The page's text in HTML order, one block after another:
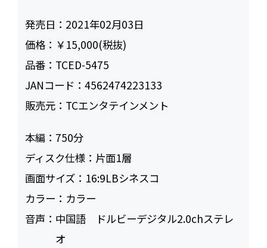
発売日： 2021年02月03日
価格： ￥15,000(税抜)
品番： TCED-5475
JANコード：4562474223133
販売元： TCエンタテインメント
本編： 750
ディスク仕様： 片面1層
画面サイズ： 16:9LBシネスコ
カラー： カラー
音声： 中国語 ドルビーデジタル2.0chステレ
オ